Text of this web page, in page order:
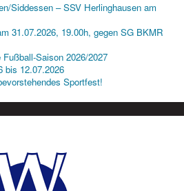
Siddessen – SSV Herlinghausen am
31.07.2026, 19.00h, gegen SG BKMR
Saison 2026/2027
bis 12.07.2026
Sportfest!